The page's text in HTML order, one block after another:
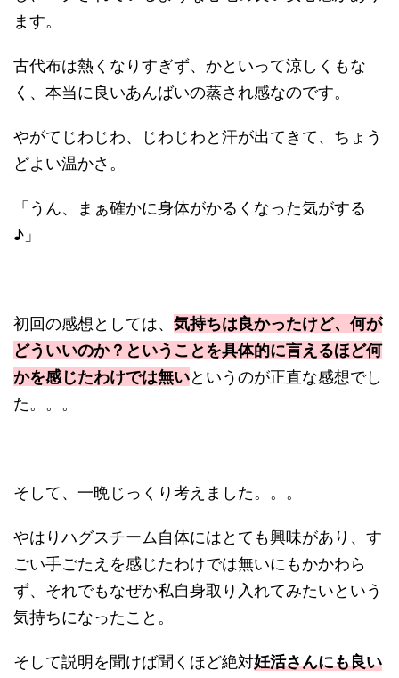
ます。
古代布は熱くなりすぎず、かといって涼しくもな
く、本当に良いあんばいの蒸され感なのです。
やがてじわじわ、じわじわと汗が出てきて、ちょう
どよい温かさ。
「うん、まぁ確かに身体がかるくなった気がする
♪」
初回の感想としては、 気持ちは良かったけど、何が
どういいのか？ということを具体的に言えるほど何
かを感じたわけでは無いというのが正直な感想でし
た。。。
そして、一晩じっくり考えました。。。
やはりハグスチーム自体にはとても興味があり、す
ごい手ごたえを感じたわけでは無いにもかかわら
ず、それでもなぜか私自身取り入れてみたいという
気持ちになったこと。
そして説明を聞けば聞くほど絶対妊活さんにも良い